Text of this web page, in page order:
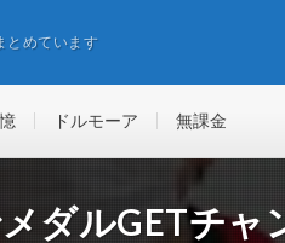
とめています
ドルモーア 無課金
ダルGETチ